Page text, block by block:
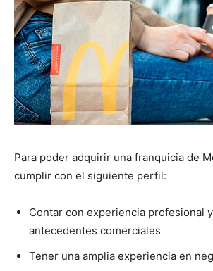
Para poder adquirir una franquicia de
cumplir con el siguiente perfil:
Contar con experiencia profesional
antecedentes comerciales
Tener una amplia experiencia en